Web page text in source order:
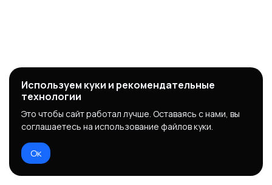
Используем куки и рекомендательные
технологии
Это чтобы сайт работал лучше. Оставаясь с нами, вы
соглашаетесь на использование файлов куки.
Ок